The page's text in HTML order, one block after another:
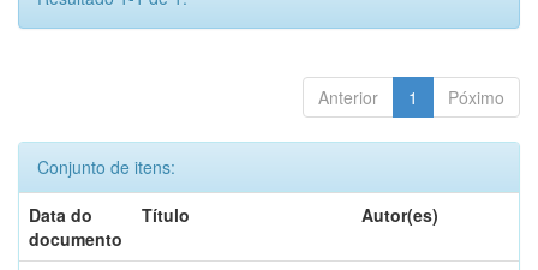
Anterior 1 Póximo
Conjunto de itens:
Data do
documento
Título Autor(es)